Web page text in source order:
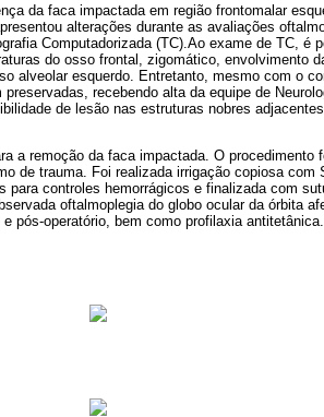
da faca impactada em região frontomalar
alterações durante as avaliações
Computadorizada (TC).Ao exame de TC, é
do osso frontal, zigomático, envolvimento
alveolar esquerdo. Entretanto, mesmo com o
recebendo alta da equipe de
de lesão nas estruturas nobres
a remoção da faca impactada. O procedimento
de trauma. Foi realizada irrigação copiosa com
para controles hemorrágicos e finalizada com
oftalmoplegia do globo ocular da órbita
pós-operatório, bem como profilaxia antitetânica.